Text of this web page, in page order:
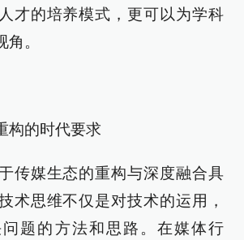
才的培养模式，更可以为学科
。
构的时代要求
传媒生态的重构与深度融合具
术思维不仅是对技术的运用，
题的方法和思路。在媒体行